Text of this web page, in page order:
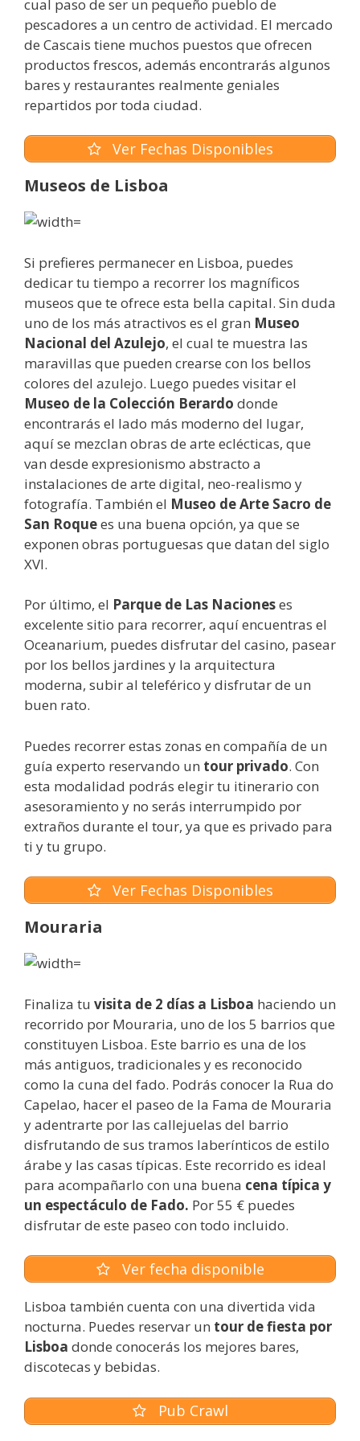
cual paso de ser un pequeño pueblo de
pescadores a un centro de actividad. El mercado
de Cascais tiene muchos puestos que ofrecen
productos frescos, además encontrarás algunos
bares y restaurantes realmente geniales
repartidos por toda ciudad.
Ver Fechas Disponibles
Museos de Lisboa
Si prefieres permanecer en Lisboa, puedes
dedicar tu tiempo a recorrer los magníficos
museos que te ofrece esta bella capital. Sin duda
uno de los más atractivos es el gran Museo
Nacional del Azulejo, el cual te muestra las
maravillas que pueden crearse con los bellos
colores del azulejo. Luego puedes visitar el
Museo de la Colección Berardo donde
encontrarás el lado más moderno del lugar,
aquí se mezclan obras de arte eclécticas, que
van desde expresionismo abstracto a
instalaciones de arte digital, neo-realismo y
fotografía. También el Museo de Arte Sacro de
San Roquees una buena opción, ya que se
exponen obras portuguesas que datan del siglo
XVI.
Por último, el Parque de Las Nacioneses
excelente sitio para recorrer, aquí encuentras el
Oceanarium, puedes disfrutar del casino, pasear
por los bellos jardines y la arquitectura
moderna, subir al teleférico y disfrutar de un
buen rato.
Puedes recorrer estas zonas en compañía de un
guía experto reservando un tour privado. Con
esta modalidad podrás elegir tu itinerario con
asesoramiento y no serás interrumpido por
extraños durante el tour, ya que es privado para
ti y tu grupo.
Ver Fechas Disponibles
Mouraria
Finaliza tu visita de 2 días a Lisboa haciendo un
recorrido por Mouraria, uno de los 5 barrios que
constituyen Lisboa. Este barrio es una de los
más antiguos, tradicionales y es reconocido
como la cuna del fado. Podrás conocer la Rua do
Capelao, hacer el paseo de la Fama de Mouraria
y adentrarte por las callejuelas del barrio
disfrutando de sus tramos laberínticos de estilo
árabe y las casas típicas. Este recorrido es ideal
para acompañarlo con una buena cena típica y
un espectáculo de Fado. Por 55 € puedes
disfrutar de este paseo con todo incluido.
Ver fecha disponible
Lisboa también cuenta con una divertida vida
nocturna. Puedes reservar un tour de fiesta por
Lisboa donde conocerás los mejores bares,
discotecas y bebidas.
Pub Crawl